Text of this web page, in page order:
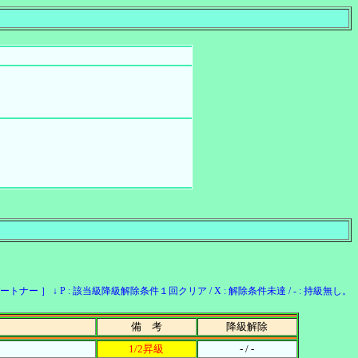
ナー ］ ↓ P : 該当級降級解除条件１回クリア / X : 解除条件未達 / - : 持級無し。
備 考
降級解除
1/2昇級
- / -